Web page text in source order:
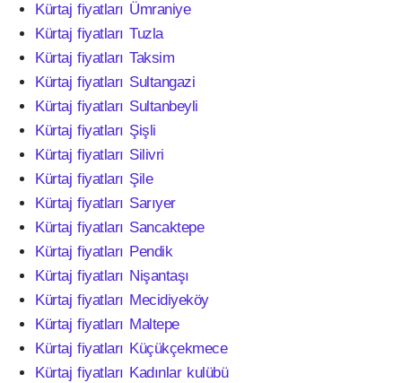
Kürtaj fiyatları Ümraniye
Kürtaj fiyatları Tuzla
Kürtaj fiyatları Taksim
Kürtaj fiyatları Sultangazi
Kürtaj fiyatları Sultanbeyli
Kürtaj fiyatları Şişli
Kürtaj fiyatları Silivri
Kürtaj fiyatları Şile
Kürtaj fiyatları Sarıyer
Kürtaj fiyatları Sancaktepe
Kürtaj fiyatları Pendik
Kürtaj fiyatları Nişantaşı
Kürtaj fiyatları Mecidiyeköy
Kürtaj fiyatları Maltepe
Kürtaj fiyatları Küçükçekmece
Kürtaj fiyatları Kadınlar kulübü